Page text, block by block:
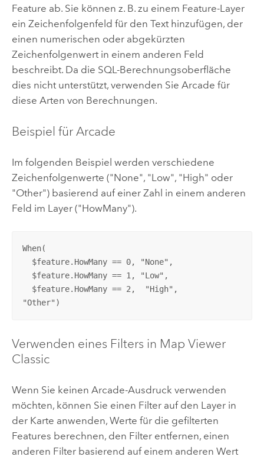
Feature ab. Sie können z. B. zu einem Feature-Layer
ein Zeichenfolgenfeld für den Text hinzufügen, der
einen numerischen oder abgekürzten
Zeichenfolgenwert in einem anderen Feld
beschreibt. Da die SQL-Berechnungsoberfläche
dies nicht unterstützt, verwenden Sie Arcade für
diese Arten von Berechnungen.
Beispiel fürArcade
Im folgenden Beispiel werden verschiedene
Zeichenfolgenwerte ("None", "Low", "High" oder
"Other") basierend auf einer Zahl in einem anderen
Feld im Layer ("HowMany").
When(
  $feature.HowMany == 0, "None",
  $feature.HowMany == 1, "Low",
  $feature.HowMany == 2,  "High",
"Other")
Verwenden eines Filters in Map Viewer
Classic
Wenn Sie keinen Arcade-Ausdruck verwenden
möchten, können Sie einen Filter auf den Layer in
der Karte anwenden, Werte für die gefilterten
Features berechnen, den Filter entfernen, einen
anderen Filter basierend auf einem anderen Wert